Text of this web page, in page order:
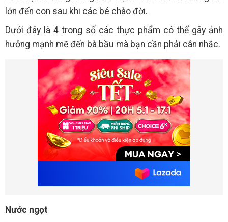
lớn đến con sau khi các bé chào đời.
Dưới đây là 4 trong số các thực phẩm có thể gây ảnh
hưởng mạnh mẽ đến bà bầu mà bạn cần phải cân nhắc.
Nước ngọt